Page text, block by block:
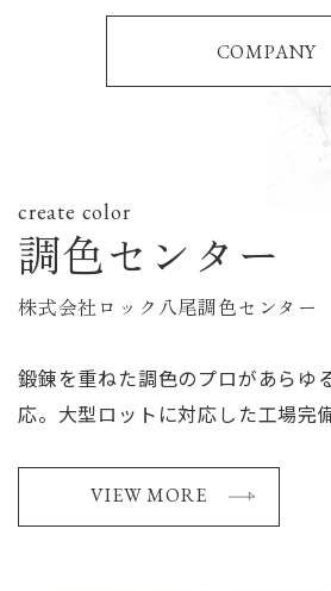
COMPANY
create color
調色センター
株式会社ロック八尾調色センター
鍛錬を重ねた調色のプロがあらゆ
応。大型ロットに対応した工場完
VIEW MORE